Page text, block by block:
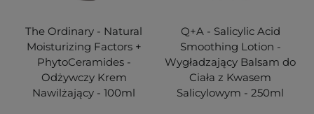
The Ordinary - Natural
Moisturizing Factors +
PhytoCeramides -
Odżywczy Krem
Nawilżający - 100ml
Q+A - Salicylic Acid
Smoothing Lotion -
Wygładzający Balsam do
Ciała z Kwasem
Salicylowym - 250ml